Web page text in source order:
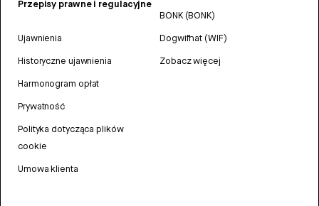
Przepisy prawne i regulacyjne
Ujawnienia
Historyczne ujawnienia
Harmonogram opłat
Prywatność
Polityka dotycząca plików
cookie
Umowa klienta
BONK (BONK)
Dogwifhat (WIF)
Zobacz więcej